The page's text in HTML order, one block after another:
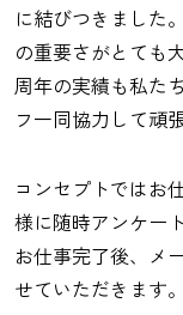
に結びつきました
の重要さがとても
周年の実績も私た
フ一同協力して頑
コンセプトではお
様に随時アンケー
お仕事完了後、メ
せていただきます